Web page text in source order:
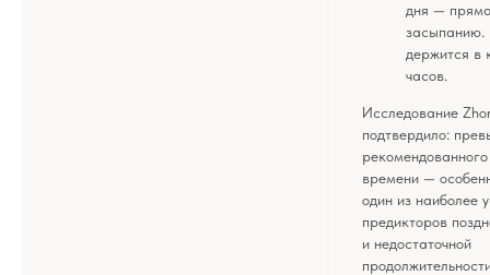
дня —
засыпанию.
держится в
часов.
Исследование
подтвердило:
времени —
один из наиболее
предикторов
и недостаточной